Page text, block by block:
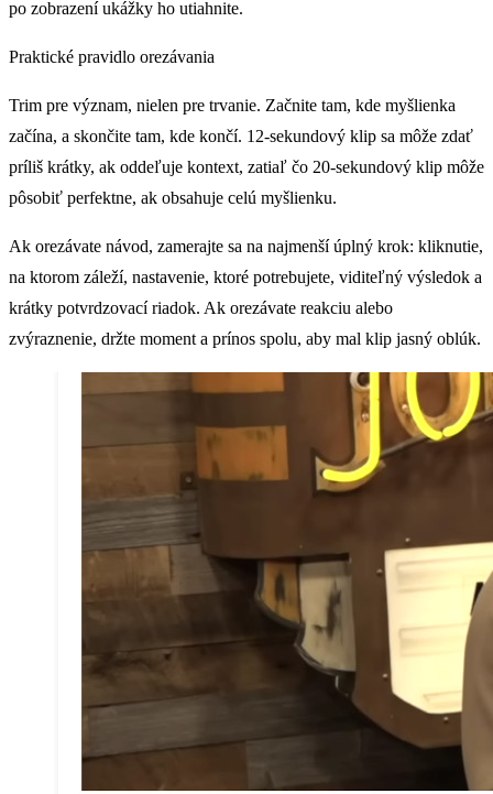
po zobrazení ukážky ho utiahnite.
Praktické pravidlo orezávania
Trim pre význam, nielen pre trvanie. Začnite tam, kde myšlienka
začína, a skončite tam, kde končí. 12-sekundový klip sa môže zdať
príliš krátky, ak oddeľuje kontext, zatiaľ čo 20-sekundový klip môže
pôsobiť perfektne, ak obsahuje celú myšlienku.
Ak orezávate návod, zamerajte sa na najmenší úplný krok: kliknutie,
na ktorom záleží, nastavenie, ktoré potrebujete, viditeľný výsledok a
krátky potvrdzovací riadok. Ak orezávate reakciu alebo
zvýraznenie, držte moment a prínos spolu, aby mal klip jasný oblúk.